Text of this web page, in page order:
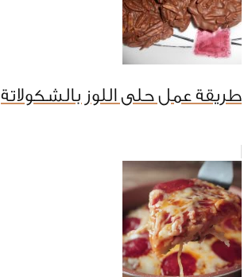
طريقة عمل حلى اللوز بالشكولاتة